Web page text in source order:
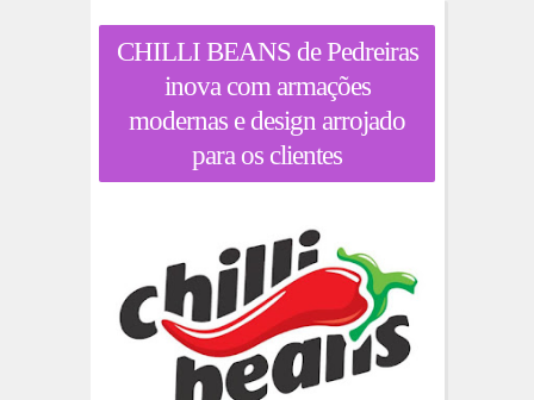
CHILLI BEANS de Pedreiras
inova com armações
modernas e design arrojado
para os clientes